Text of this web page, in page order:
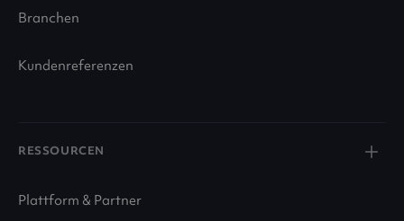
Branchen
Kundenreferenzen
RESSOURCEN
Plattform & Partner